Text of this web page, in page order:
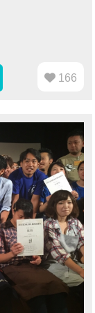
166